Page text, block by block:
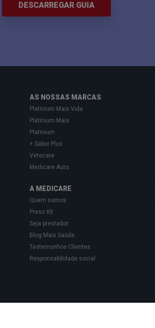
DESCARREGAR GUIA
AS NOSSAS MARCAS
Platinium Mais Vida
Platinium Mais
Platinium
+ Sabor Plus
Vetecare
Medicare Auto
A MEDICARE
Quem somos
Press Kit
Seja prestador
Blog Mais Saúde
Testemunhos Clientes
Responsabilidade social